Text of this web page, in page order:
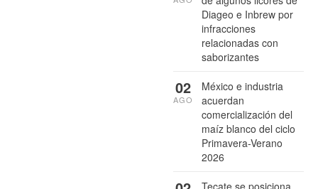
Diageo e Inbrew por
infracciones
relacionadas con
saborizantes
México e industria
acuerdan
comercialización del
maíz blanco del ciclo
Primavera-Verano
2026
02
AGO